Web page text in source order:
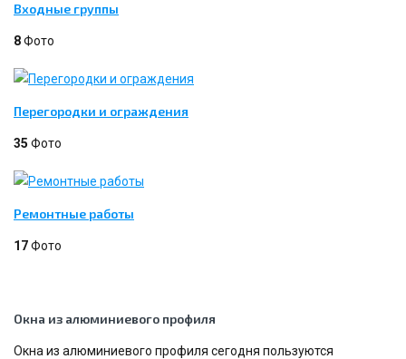
Входные группы
8Фото
Перегородки и ограждения
35 Фото
Ремонтные работы
17Фото
Окна из алюминиевого профиля
Окна из алюминиевого профиля сегодня пользуются